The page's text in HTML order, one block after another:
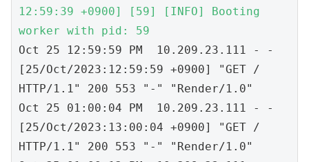
12:59:39 +0900] [59] [INFO] Booting
worker with pid: 59
Oct 25 12:59:59 PM  10.209.23.111 - -
[25/Oct/2023:12:59:59 +0900] "GET /
HTTP/1.1" 200 553 "-" "Render/1.0"
Oct 25 01:00:04 PM  10.209.23.111 - -
[25/Oct/2023:13:00:04 +0900] "GET /
HTTP/1.1" 200 553 "-" "Render/1.0"